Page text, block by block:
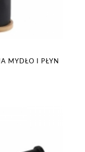
MYDŁO I PŁYN